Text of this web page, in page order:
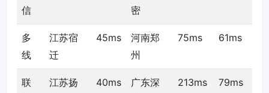
信
密
多
线
江苏宿
迁
45ms
河南郑
州
75ms 61ms
联
江苏扬
40ms
广东深
213ms 79ms